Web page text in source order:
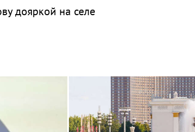
дояркой на селе